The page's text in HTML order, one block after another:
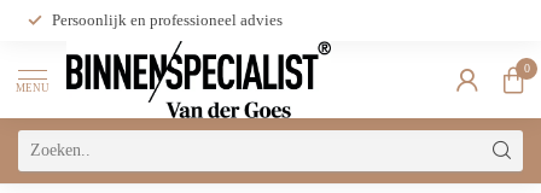
Persoonlijk en professioneel advies
MENU
0